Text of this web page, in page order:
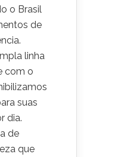
o Brasil
de
linha
com o
suas
dia.
de
que